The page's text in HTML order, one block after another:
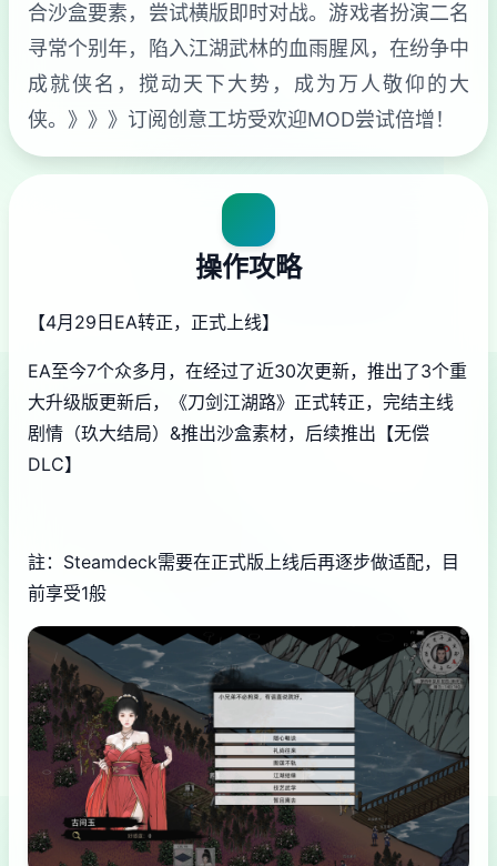
合沙盒要素，尝试横版即时对战。游戏者扮演二名
寻常个别年，陷入江湖武林的血雨腥风，在纷争中
成就侠名，搅动天下大势，成为万人敬仰的大
侠。》》》订阅创意工坊受欢迎MOD尝试倍增！
操作攻略
【4月29日EA转正，正式上线】
EA至今7个众多月，在经过了近30次更新，推出了3个重
大升级版更新后，《刀剑江湖路》正式转正，完结主线
剧情（玖大结局）&推出沙盒素材，后续推出【无偿
DLC】
註：Steamdeck需要在正式版上线后再逐步做适配，目
前享受1般